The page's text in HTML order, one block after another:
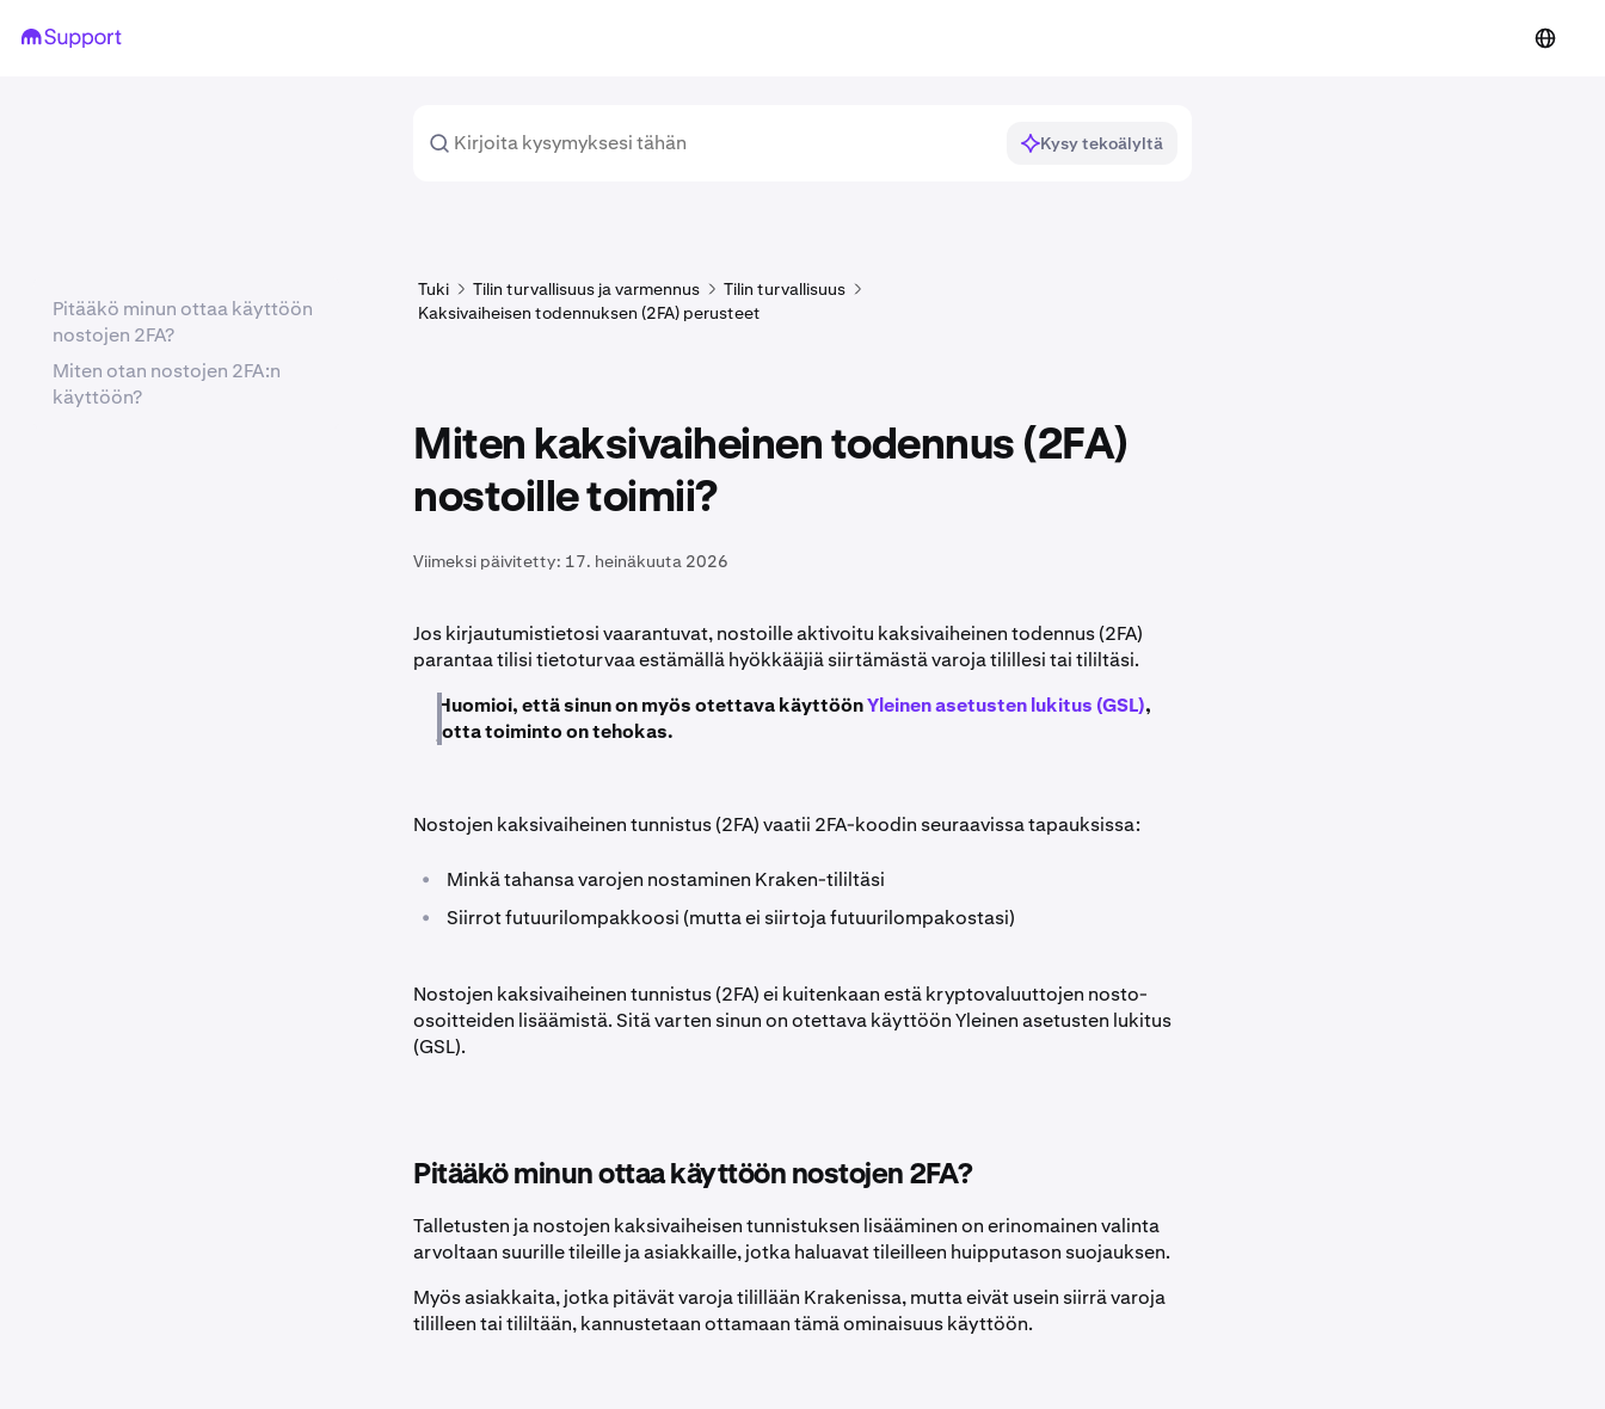
Kysy tekoälyltä
Tuki Tilin turvallisuus ja varmennus
Tilin turvallisuus
Kaksivaiheisen todennuksen (2FA) perusteet
Miten kaksivaiheinen todennus (2FA)
nostoille toimii?
Viimeksi päivitetty: 17. heinäkuuta 2026
Jos kirjautumistietosi vaarantuvat, nostoille aktivoitu kaksivaiheinen todennus (2FA)
parantaa tilisi tietoturvaa estämällä hyökkääjiä siirtämästä varoja tilillesi tai tililtäsi.
Huomioi, että sinun on myös otettava käyttöönYleinen asetusten lukitus (GSL),
jotta toiminto on tehokas.
Nostojen kaksivaiheinen tunnistus (2FA) vaatii 2FA-koodin seuraavissa tapauksissa:
• Minkä tahansa varojen nostaminen Kraken-tililtäsi
• Siirrot futuurilompakkoosi (mutta ei siirtoja futuurilompakostasi)
Nostojen kaksivaiheinen tunnistus (2FA) ei kuitenkaan estä kryptovaluuttojen nosto-
osoitteiden lisäämistä. Sitä varten sinun on otettava käyttöön Yleinen asetusten lukitus
(GSL).
Pitääkö minun ottaa käyttöön nostojen 2FA?
Talletusten ja nostojen kaksivaiheisen tunnistuksen lisääminen on erinomainen valinta
arvoltaan suurille tileille ja asiakkaille, jotka haluavat tileilleen huipputason suojauksen.
Myös asiakkaita, jotka pitävät varoja tilillään Krakenissa, mutta eivät usein siirrä varoja
tililleen tai tililtään, kannustetaan ottamaan tämä ominaisuus käyttöön.
Pitääkö minun ottaa käyttöön
nostojen 2FA?
Miten otan nostojen 2FA:n
käyttöön?